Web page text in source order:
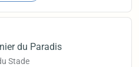
du Paradis
Stade